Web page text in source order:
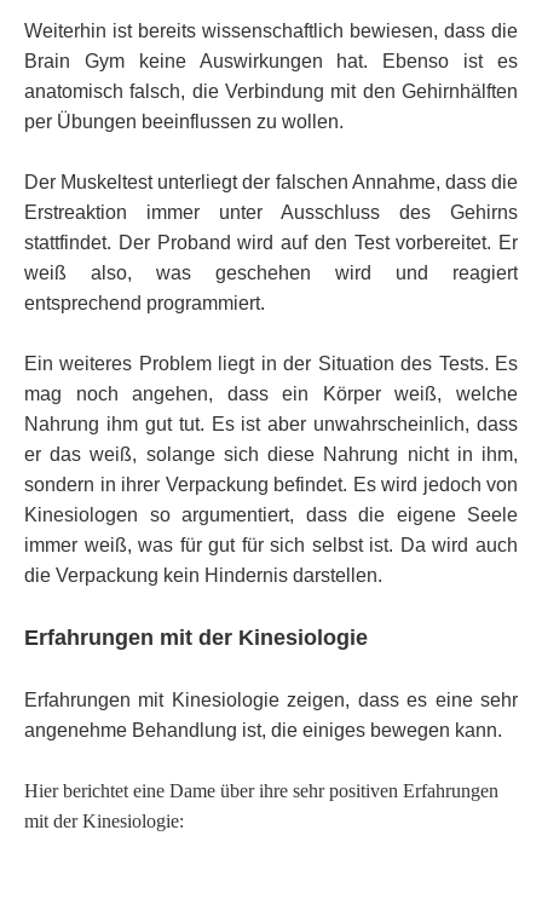
Weiterhin ist bereits wissenschaftlich bewiesen, dass die
Brain Gym keine Auswirkungen hat. Ebenso ist es
anatomisch falsch, die Verbindung mit den Gehirnhälften
per Übungen beeinflussen zu wollen.
Der Muskeltest unterliegt der falschen Annahme, dass die
Erstreaktion immer unter Ausschluss des Gehirns
stattfindet. Der Proband wird auf den Test vorbereitet. Er
weiß also, was geschehen wird und reagiert
entsprechend programmiert.
Ein weiteres Problem liegt in der Situation des Tests. Es
mag noch angehen, dass ein Körper weiß, welche
Nahrung ihm gut tut. Es ist aber unwahrscheinlich, dass
er das weiß, solange sich diese Nahrung nicht in ihm,
sondern in ihrer Verpackung befindet. Es wird jedoch von
Kinesiologen so argumentiert, dass die eigene Seele
immer weiß, was für gut für sich selbst ist. Da wird auch
die Verpackung kein Hindernis darstellen.
Erfahrungen mit der Kinesiologie
Erfahrungen mit Kinesiologie zeigen, dass es eine sehr
angenehme Behandlung ist, die einiges bewegen kann.
Hier berichtet eine Dame über ihre sehr positiven Erfahrungen
mit der Kinesiologie: